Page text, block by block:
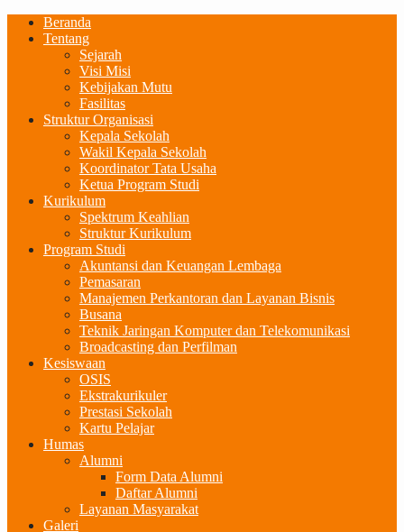
Beranda
Tentang
Sejarah
Visi Misi
Kebijakan Mutu
Fasilitas
Struktur Organisasi
Kepala Sekolah
Wakil Kepala Sekolah
Koordinator Tata Usaha
Ketua Program Studi
Kurikulum
Spektrum Keahlian
Struktur Kurikulum
Program Studi
Akuntansi dan Keuangan Lembaga
Pemasaran
Manajemen Perkantoran dan Layanan Bisnis
Busana
Teknik Jaringan Komputer dan Telekomunikasi
Broadcasting dan Perfilman
Kesiswaan
OSIS
Ekstrakurikuler
Prestasi Sekolah
Kartu Pelajar
Humas
Alumni
Form Data Alumni
Daftar Alumni
Layanan Masyarakat
Galeri